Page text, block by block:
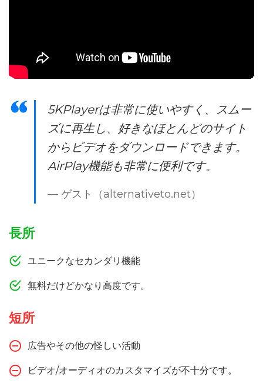
5KPlayerは非常に使いやすく、スムー
ズに再生し、好きなほとんどのサイト
からビデオをダウンロードできます。
AirPlay機能も非常に便利です。
— ゲスト（alternativeto.net）
長所
ユニークなセカンダリ機能
無料だけどかなり高度です。
短所
広告やその他の怪しい活動
ビデオ/オーディオのカスタマイズが不十分です。